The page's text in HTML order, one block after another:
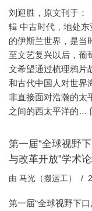
刘迎胜，原文刊于：
辑 中古时代，地处
的伊斯兰世界，是当
至文艺复兴以后，葡
文希望通过梳理鸦片
和古代中国人对世界
非直接面对浩瀚的太
之间的西太平洋的…
第一届“全球视野
与改革开放”学术
由 马光（搬运工）
第一届“全球视野下